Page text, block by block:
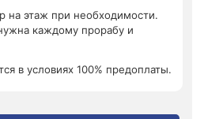
на этаж при необходимости.
каждому прорабу и
в условиях 100% предоплаты.